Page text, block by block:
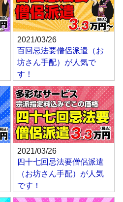
2021/03/26
百回忌法要僧侶派遣（お
坊さん手配）が人気で
す！
2021/03/26
四十七回忌法要僧侶派遣
（お坊さん手配）が人気
です！